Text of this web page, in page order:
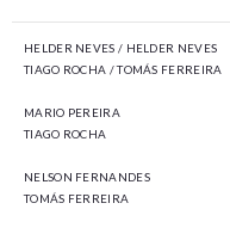
HELDER NEVES / HELDER NEVES
TIAGO ROCHA / TOMÁS FERREIRA
MARIO PEREIRA
TIAGO ROCHA
NELSON FERNANDES
TOMÁS FERREIRA